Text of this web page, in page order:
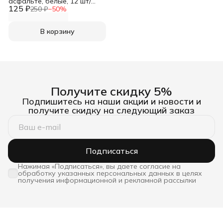
125 ₽250 ₽−50%
упак, Centrum
В корзину
Получите скидку 5%
Подпишитесь на наши акции и новости и
получите скидку на следующий заказ
Подписаться
Нажимая «Подписаться», вы даете согласие на
обработку указанных персональных данных в целях
получения информационной и рекламной рассылки